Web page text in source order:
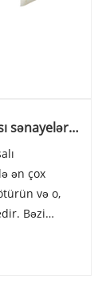
sənayelər
ən çox
və o,
Bəzi